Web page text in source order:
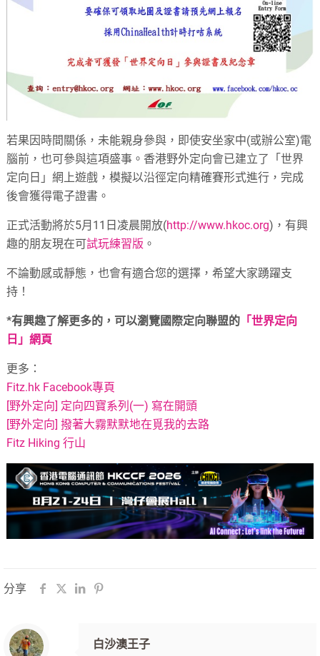
若果因時間關係，未能親身參與，即使安坐家中(或辦公室)電
腦前，也可參與這項盛事。香港野外定向會已建立了「世界
定向日」網上遊戲，模擬以沿徑定向精確賽形式進行，完成
後會獲得電子證書。
正式活動將於5月 11 日凌晨開放(http://www.hkoc.org) ，有興
趣的朋友現在可試玩練習版 。
不論動感或靜態，也會有適合您的選擇，希望大家踴躍支
持！
*有興趣了解更多的，可以瀏覽國際定向聯盟的 「世界定向
日」網頁
更多：
Fitz.hk Facebook專頁
[野外定向] 定向四寶系列(一) 寫在開頭
[野外定向] 撥著大霧默默地在覓我的去路
Fitz Hiking 行山
分享
白沙澳王子